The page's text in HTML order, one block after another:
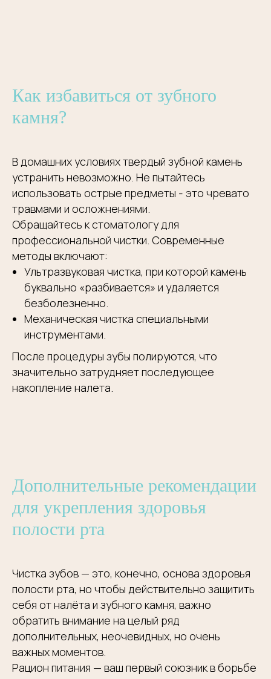
Как избавиться от зубного
камня?
В домашних условиях твердый зубной камень
устранить невозможно. Не пытайтесь
использовать острые предметы - это чревато
травмами и осложнениями.
Обращайтесь к стоматологу для
профессиональной чистки. Современные
методы включают:
Ультразвуковая чистка, при которой камень
буквально «разбивается» и удаляется
безболезненно.
Механическая чистка специальными
инструментами.
После процедуры зубы полируются, что
значительно затрудняет последующее
накопление налета.
Дополнительные рекомендации
для укрепления здоровья
полости рта
Чистка зубов — это, конечно, основа здоровья
полости рта, но чтобы действительно защитить
себя от налёта и зубного камня, важно
обратить внимание на целый ряд
дополнительных, неочевидных, но очень
важных моментов.
Рацион питания — ваш первый союзник в борьбе
Запись на прием вы можете произвести на сайте,
в форме ниже, либо позвонив по телефону:
ЗАПИСАТЬСЯ НА ПРИЕМ
КЛИНИКА "АЛЕКСАНДРИЯ"
+7 (495) 953-11-11
+7 (926) 971-60-51
WhatsApp
+7 (977) 667-13-76 Telegram
Сделайте шаг
здоровой
улыбке
Клиника
ул. Большая Якиманка 40с7
WhatsApp
Telegram
+7 (499) 238 23-58
ПН-СБ: 09:00 – 20:30
Клиника